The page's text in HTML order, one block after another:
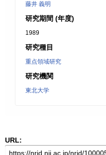
藤井 義明
研究期間 (年度)
1989
研究種目
重点領域研究
研究機関
東北大学
URL: